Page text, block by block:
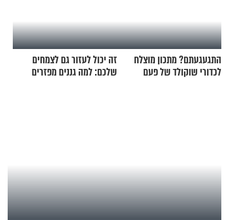
התגעגעתם? מתכון מוצלח
לכדורי שוקולד של פעם
זה יכול לעזור גם לצמחים
שלכם: למה גננים מפזרים